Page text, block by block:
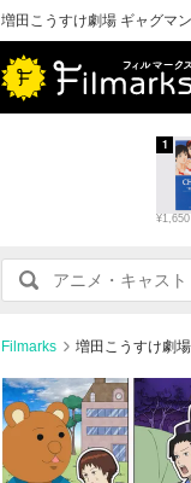
増田こうすけ劇場 ギャグマ
¥1,650
1
Filmarks 増田こうすけ劇